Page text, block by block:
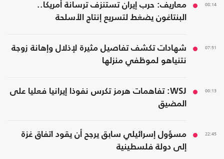
08:14
معاريف: حرب إيران تستنزف ترسانة أمريكا..
البنتاغون يضغط لتسريع إنتاج الأسلحة
07:51
شهادات تكشف تفاصيل مثيرة لإذلال وإهانة زوجة
نتنياهو لموظفي منزلها
00:13
WSJ: تفاهمات هرمز تكرس نفوذا إيرانيا فعليا على
المضيق
22:45
مسؤول إسرائيلي سابق يرجح أن يقود اتفاق غزة
إلى دولة فلسطينية